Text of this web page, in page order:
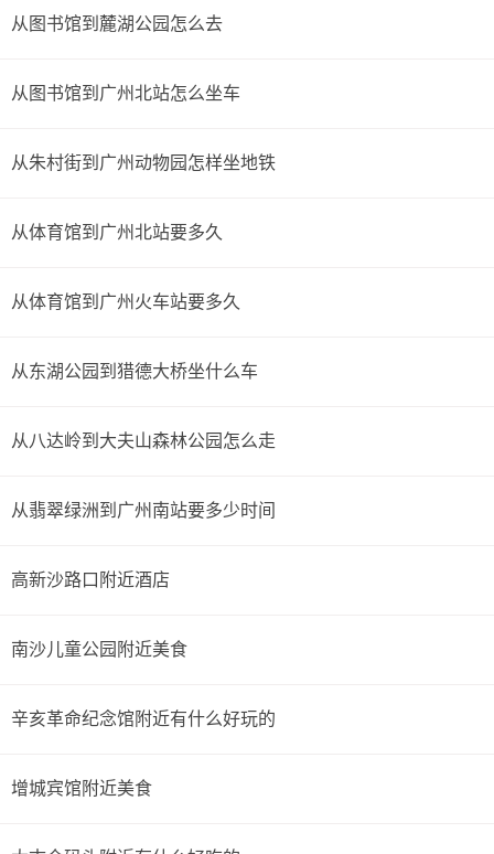
从图书馆到麓湖公园怎么去
从图书馆到广州北站怎么坐车
从朱村街到广州动物园怎样坐地铁
从体育馆到广州北站要多久
从体育馆到广州火车站要多久
从东湖公园到猎德大桥坐什么车
从八达岭到大夫山森林公园怎么走
从翡翠绿洲到广州南站要多少时间
高新沙路口附近酒店
南沙儿童公园附近美食
辛亥革命纪念馆附近有什么好玩的
增城宾馆附近美食